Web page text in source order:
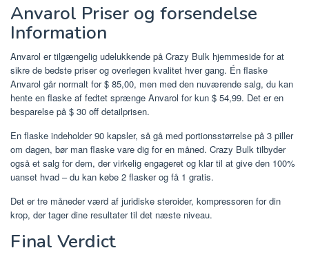
Anvarol Priser og forsendelse
Information
Anvarol er tilgængelig udelukkende på Crazy Bulk hjemmeside for at
sikre de bedste priser og overlegen kvalitet hver gang. Én flaske
Anvarol går normalt for $ 85,00, men med den nuværende salg, du kan
hente en flaske af fedtet sprænge Anvarol for kun $ 54,99. Det er en
besparelse på $ 30 off detailprisen.
En flaske indeholder 90 kapsler, så gå med portionsstørrelse på 3 piller
om dagen, bør man flaske vare dig for en måned. Crazy Bulk tilbyder
også et salg for dem, der virkelig engageret og klar til at give den 100%
uanset hvad – du kan købe 2 flasker og få 1 gratis.
Det er tre måneder værd af juridiske steroider, kompressoren for din
krop, der tager dine resultater til det næste niveau.
Final Verdict